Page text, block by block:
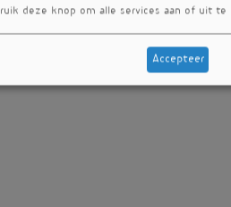
deze knop om alle services aan of uit te
Accepteer